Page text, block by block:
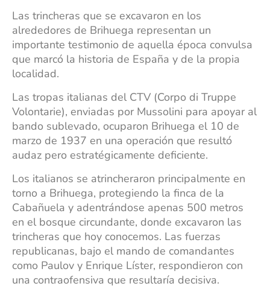
Las trincheras que se excavaron en los
alrededores de Brihuega representan un
importante testimonio de aquella época convulsa
que marcó la historia de España y de la propia
localidad.​
Las tropas italianas del CTV (Corpo di Truppe
Volontarie), enviadas por Mussolini para apoyar al
bando sublevado, ocuparon Brihuega el 10 de
marzo de 1937 en una operación que resultó
audaz pero estratégicamente deficiente.
Los italianos se atrincheraron principalmente en
torno a Brihuega, protegiendo la finca de la
Cabañuela y adentrándose apenas 500 metros
en el bosque circundante, donde excavaron las
trincheras que hoy conocemos. Las fuerzas
republicanas, bajo el mando de comandantes
como Paulov y Enrique Líster, respondieron con
una contraofensiva que resultaría decisiva.